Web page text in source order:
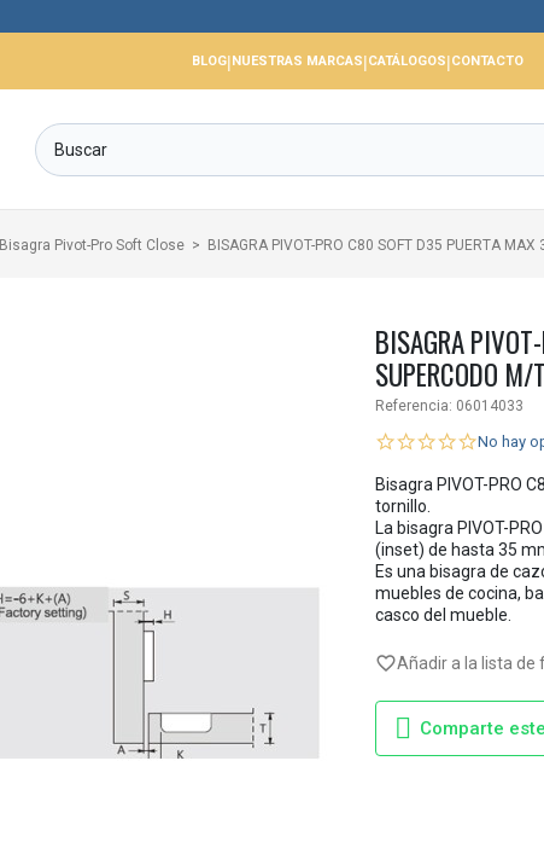
BLOG|NUESTRAS MARCAS|CATÁLOGOS|CONTACTO
Bisagra Pivot-Pro Soft Close BISAGRA PIVOT-PRO C80 SOFT D35 PUERTA
BISAGRA
SUPERCODO M/
Referencia: 06014033
No hay
Bisagra PIVOT-PRO
tornillo.
La bisagra PIVOT-
(inset) de hasta 35
Es una bisagra de
muebles de cocina,
casco del mueble.
favorite_borderAñadir a la lista de
Comparte